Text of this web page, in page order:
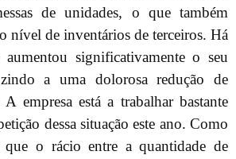
de unidades, o que também
nível de inventários de terceiros. Há
significativamente o seu
a uma dolorosa redução de
empresa está a trabalhar bastante
dessa situação este ano. Como
que o rácio entre a quantidade de